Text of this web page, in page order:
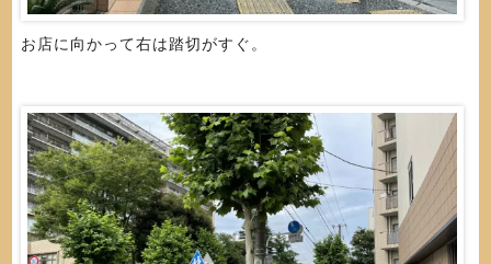
お店に向かって右は踏切がすぐ。